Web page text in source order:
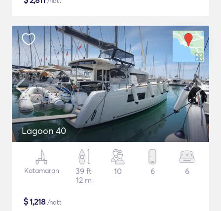
Lagoon 40
Katamaran
39 ft
12 m
10 6 6
$1,218 /natt